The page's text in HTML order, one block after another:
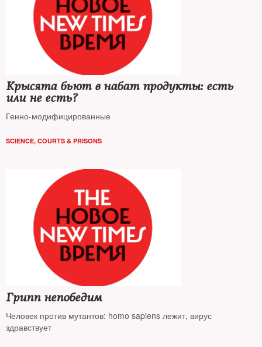
Крысята бьют в набат продукты: есть
или не есть?
Генно-модифицированные
SCIENCE, COURTS & PRISONS
Грипп непобедим
Человек против мутантов: homo sapiens лежит, вирус
здравствует